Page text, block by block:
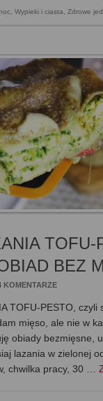
, Wypieki i ciasta, Zdrowe
TOFU-
BEZ
KOMENTARZE
TOFU-PESTO, czyli
mięso, ale nie w
obiady bezmięsne,
lazania w zielonej
chwilka pracy, 30 …